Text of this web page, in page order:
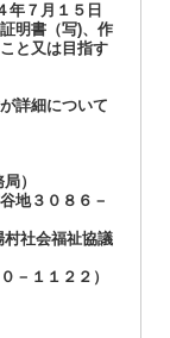
７月１５日
明書（写)、作
と又は目指す
詳細について
）
３０８６－
祉協議
２２）